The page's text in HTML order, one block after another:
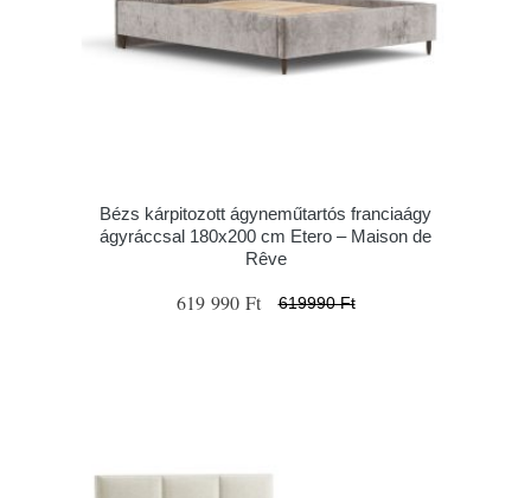
Bézs kárpitozott ágyneműtartós franciaágy
ágyráccsal 180x200 cm Etero – Maison de
Rêve
619 990 Ft 619990 Ft